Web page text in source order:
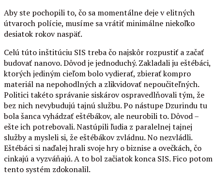
Aby ste pochopili to, čo sa momentálne deje v elitných
útvaroch polície, musíme sa vrátiť minimálne niekoľko
desiatok rokov naspäť.
Celú túto inštitúciu SIS treba čo najskôr rozpustiť a začať
budovať nanovo. Dôvod je jednoduchý. Zakladali ju eštébáci,
ktorých jediným cieľom bolo vydierať, zbierať kompro
materiál na nepohodlných a zlikvidovať nepoučiteľných.
Politici takéto správanie siskárov ospravedlňovali tým, že
bez nich nevybudujú tajnú službu. Po nástupe Dzurindu tu
bola šanca vyhádzať eštébákov, ale neurobili to. Dôvod –
ešte ich potrebovali. Nastúpili ľudia z paralelnej tajnej
služby a mysleli si, že eštébákov zvládnu. No nezvládli.
Eštébáci si naďalej hrali svoje hry o biznise a ovečkách, čo
cinkajú a vyzváňajú. A to bol začiatok konca SIS. Fico potom
tento systém zdokonalil.